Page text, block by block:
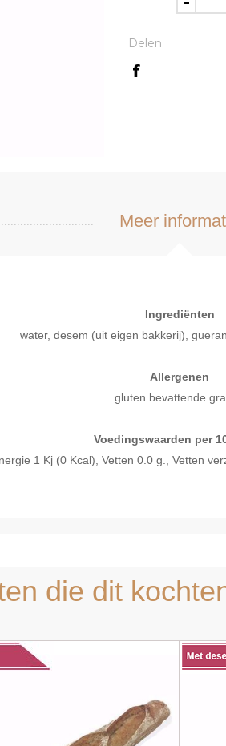
Delen
Meer
Ingrediënten
water, desem (uit eigen bakkerij),
Allergenen
gluten bevattende
Voedingswaarden per
1 Kj (0 Kcal), Vetten 0.0 g., Vetten
die dit
bekijken